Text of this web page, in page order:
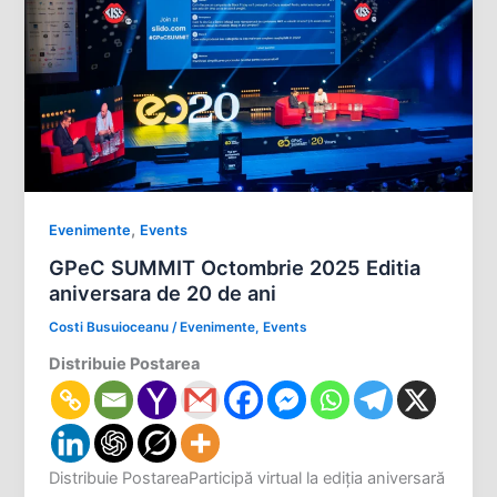
Evenimente, Events
GPeC SUMMIT Octombrie 2025 Editia
aniversara de 20 de ani
Costi Busuioceanu/ Evenimente, Events
Distribuie Postarea
Distribuie PostareaParticipă virtual la ediția aniversară